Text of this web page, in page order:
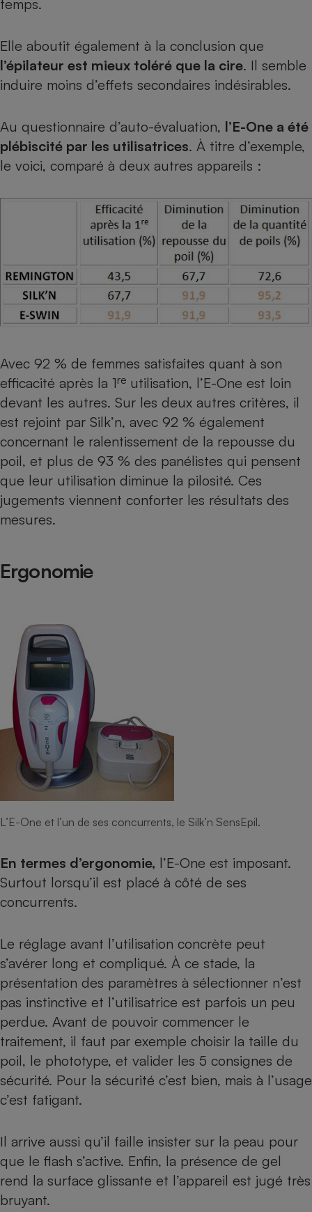
temps.
Elle aboutit également à la conclusion que
l’épilateur est mieux toléré que la cire. Il semble
induire moins d’effets secondaires indésirables.
Au questionnaire d’auto-évaluation, l’E-One a été
plébiscité par les utilisatrices. À titre d’exemple,
le voici, comparé à deux autres appareils :
Avec 92 % de femmes satisfaites quant à son
efficacité après la 1re utilisation, l’E-One est loin
devant les autres. Sur les deux autres critères, il
est rejoint par Silk’n, avec 92 % également
concernant le ralentissement de la repousse du
poil, et plus de 93 % des panélistes qui pensent
que leur utilisation diminue la pilosité. Ces
jugements viennent conforter les résultats des
mesures.
Ergonomie
L’E-One et l’un de ses concurrents, le Silk’n SensEpil.
En termes d’ergonomie, l’E-One est imposant.
Surtout lorsqu’il est placé à côté de ses
concurrents.
Le réglage avant l’utilisation concrète peut
s’avérer long et compliqué. À ce stade, la
présentation des paramètres à sélectionner n’est
pas instinctive et l’utilisatrice est parfois un peu
perdue. Avant de pouvoir commencer le
traitement, il faut par exemple choisir la taille du
poil, le phototype, et valider les 5 consignes de
sécurité. Pour la sécurité c’est bien, mais à l’usage
c’est fatigant.
Il arrive aussi qu’il faille insister sur la peau pour
que le flash s’active. Enfin, la présence de gel
rend la surface glissante et l’appareil est jugé très
bruyant.